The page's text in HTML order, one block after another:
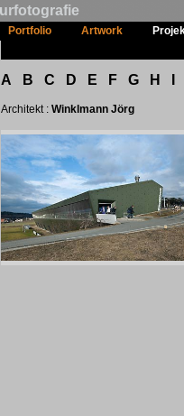
Portfolio Artwork
A B C D E F G H
Architekt : Winklmann Jörg